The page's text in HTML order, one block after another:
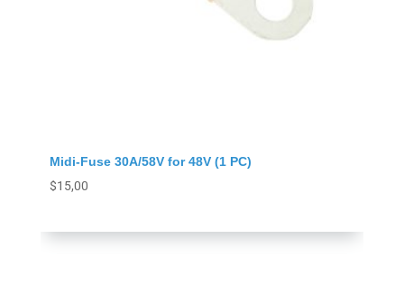
Midi-Fuse 30A/58V for 48V (1 PC)
$15,00